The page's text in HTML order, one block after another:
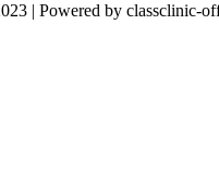
| Powered by classclinic-